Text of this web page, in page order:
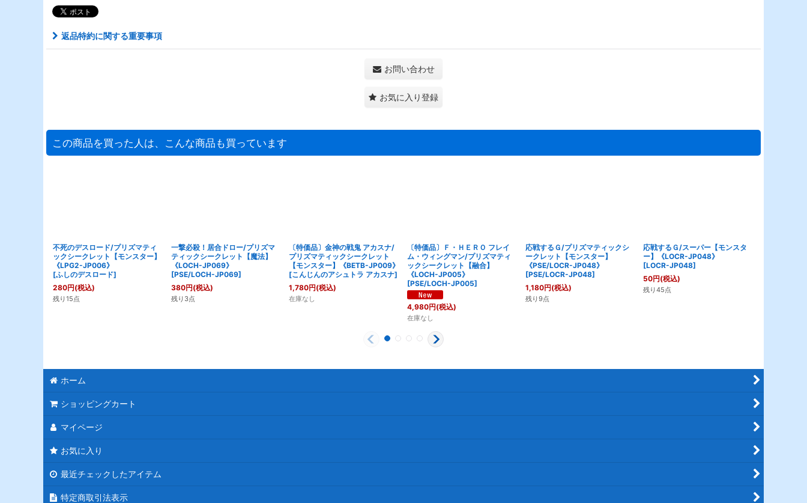
返品特約に関する重要事項
お問い合わせ
お気に入り登録
この商品を買った人は、こんな商品も買っています
不死のデスロード/プリズマティ
ックシークレット【モンスター】
《LPG2-JP006》
[ふしのデスロード]
280円(税込)
残り15点
一撃必殺！居合ドロー/プリズマ
ティックシークレット【魔法】
《LOCH-JP069》
[PSE/LOCH-JP069]
380円(税込)
残り3点
〔特価品〕金神の戦鬼 アカスナ/
プリズマティックシークレット
【モンスター】《BETB-JP009》
[こんじんのアシュトラ アカスナ]
1,780円(税込)
在庫なし
〔特価品〕Ｆ・ＨＥＲＯ フレイ
ム・ウィングマン/プリズマティ
ックシークレット【融合】
《LOCH-JP005》
[PSE/LOCH-JP005]
4,980円(税込)
在庫なし
応戦するＧ/プリズマティックシ
ークレット【モンスター】
《PSE/LOCR-JP048》
[PSE/LOCR-JP048]
1,180円(税込)
残り9点
応戦するＧ/スーパー【モンスタ
ー】《LOCR-JP048》
[LOCR-JP048]
50円(税込)
残り45点
ホーム
ショッピングカート
マイページ
お気に入り
最近チェックしたアイテム
特定商取引法表示